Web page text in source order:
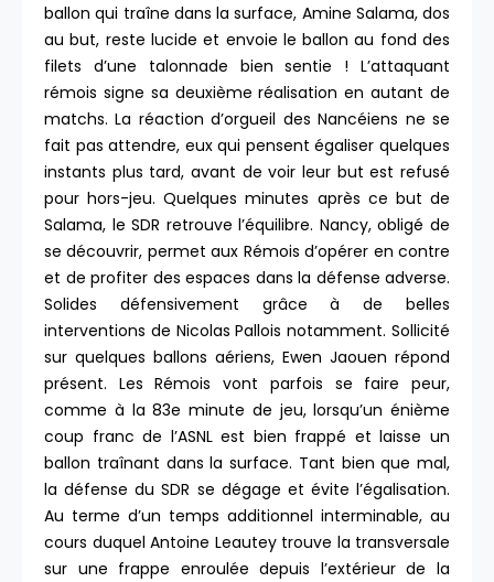
ballon qui traîne dans la surface, Amine Salama, dos
au but, reste lucide et envoie le ballon au fond des
filets d’une talonnade bien sentie ! L’attaquant
rémois signe sa deuxième réalisation en autant de
matchs. La réaction d’orgueil des Nancéiens ne se
fait pas attendre, eux qui pensent égaliser quelques
instants plus tard, avant de voir leur but est refusé
pour hors-jeu. Quelques minutes après ce but de
Salama, le SDR retrouve l’équilibre. Nancy, obligé de
se découvrir, permet aux Rémois d’opérer en contre
et de profiter des espaces dans la défense adverse.
Solides défensivement grâce à de belles
interventions de Nicolas Pallois notamment. Sollicité
sur quelques ballons aériens, Ewen Jaouen répond
présent. Les Rémois vont parfois se faire peur,
comme à la 83e minute de jeu, lorsqu’un énième
coup franc de l’ASNL est bien frappé et laisse un
ballon traînant dans la surface. Tant bien que mal,
la défense du SDR se dégage et évite l’égalisation.
Au terme d’un temps additionnel interminable, au
cours duquel Antoine Leautey trouve la transversale
sur une frappe enroulée depuis l’extérieur de la